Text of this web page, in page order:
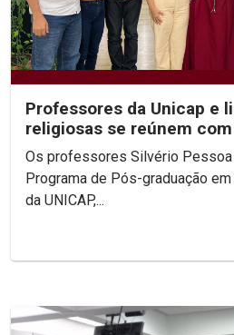
Professores da Unicap e
religiosas se reúnem
de PE
Os professores Silvério Pessoa
Programa de Pós-graduação
da UNICAP,...